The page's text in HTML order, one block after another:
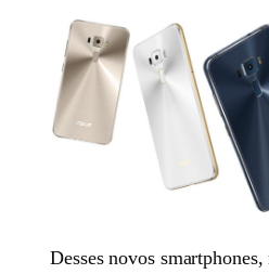
Desses novos